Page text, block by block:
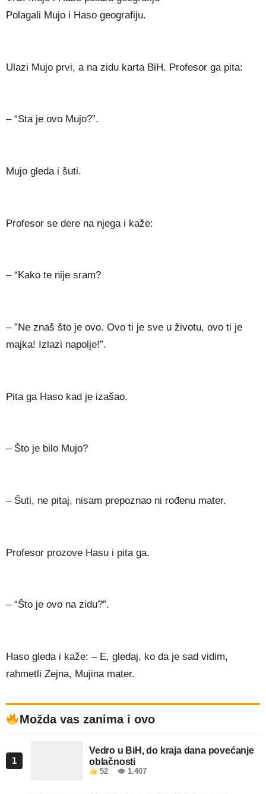
Polagali Mujo i Haso geografiju.
Ulazi Mujo prvi, a na zidu karta BiH. Profesor ga pita:
– “Sta je ovo Mujo?”.
Mujo gleda i šuti.
Profesor se dere na njega i kaže:
– “Kako te nije sram?
– ”Ne znaš što je ovo. Ovo ti je sve u životu, ovo ti je
majka! Izlazi napolje!”.
Pita ga Haso kad je izašao.
– Što je bilo Mujo?
– Šuti, ne pitaj, nisam prepoznao ni rođenu mater.
Profesor prozove Hasu i pita ga.
– “Što je ovo na zidu?”.
Haso gleda i kaže: – E, gledaj, ko da je sad vidim,
rahmetli Zejna, Mujina mater.
Možda vas zanima i ovo
1
Vedro u BiH, do kraja dana povećanje
oblačnosti
52 👁 1.407